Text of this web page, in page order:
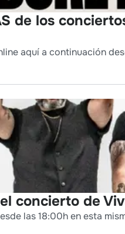
de los
aquí a continuación
concierto de
las 18:00h en esta